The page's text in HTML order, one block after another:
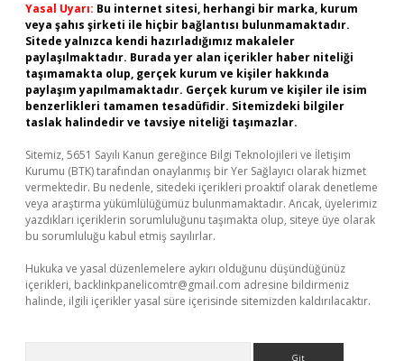
Yasal Uyarı: Bu internet sitesi, herhangi bir marka, kurum
veya şahıs şirketi ile hiçbir bağlantısı bulunmamaktadır.
Sitede yalnızca kendi hazırladığımız makaleler
paylaşılmaktadır. Burada yer alan içerikler haber niteliği
taşımamakta olup, gerçek kurum ve kişiler hakkında
paylaşım yapılmamaktadır. Gerçek kurum ve kişiler ile isim
benzerlikleri tamamen tesadüfidir. Sitemizdeki bilgiler
taslak halindedir ve tavsiye niteliği taşımazlar.
Sitemiz, 5651 Sayılı Kanun gereğince Bilgi Teknolojileri ve İletişim
Kurumu (BTK) tarafından onaylanmış bir Yer Sağlayıcı olarak hizmet
vermektedir. Bu nedenle, sitedeki içerikleri proaktif olarak denetleme
veya araştırma yükümlülüğümüz bulunmamaktadır. Ancak, üyelerimiz
yazdıkları içeriklerin sorumluluğunu taşımakta olup, siteye üye olarak
bu sorumluluğu kabul etmiş sayılırlar.
Hukuka ve yasal düzenlemelere aykırı olduğunu düşündüğünüz
içerikleri, backlinkpanelicomtr@gmail.com adresine bildirmeniz
halinde, ilgili içerikler yasal süre içerisinde sitemizden kaldırılacaktır.